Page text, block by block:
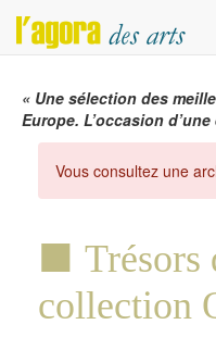
« Une sélection des
Europe. L’occasion
Vous consultez une
Trésors
collection